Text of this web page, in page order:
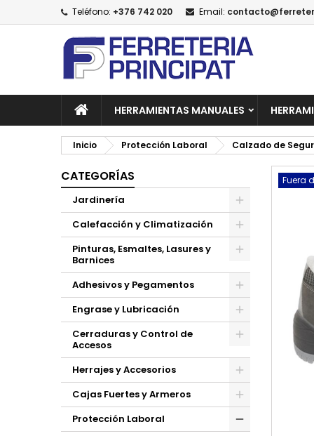
Teléfono: +376 742 020 Email:
HERRAMIENTAS MANUALES
Inicio Protección Laboral Calzado de
CATEGORÍAS
Jardinería
Calefacción y Climatización
Pinturas, Esmaltes, Lasures y
Barnices
Adhesivos y Pegamentos
Engrase y Lubricación
Cerraduras y Control de
Accesos
Herrajes y Accesorios
Cajas Fuertes y Armeros
Protección Laboral
Fuera